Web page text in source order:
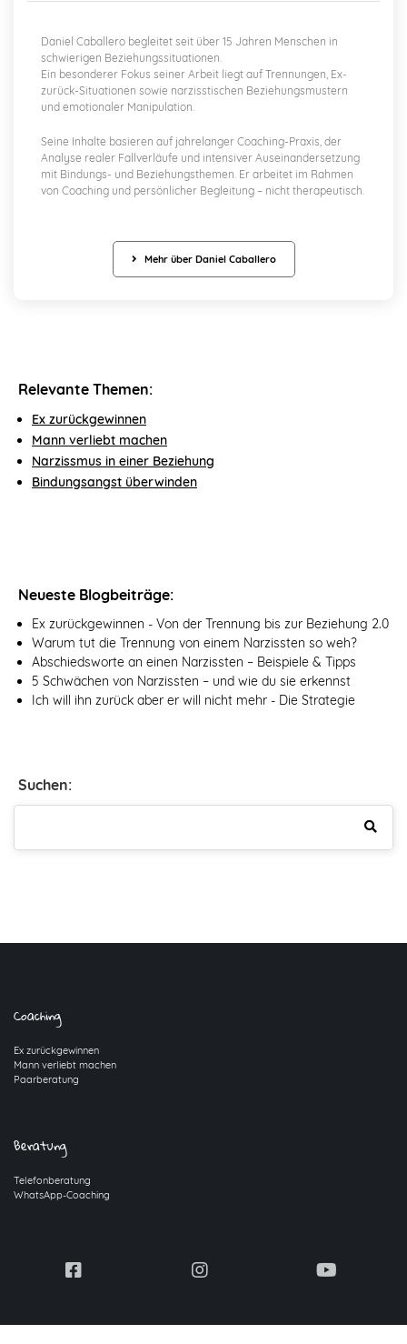
Daniel Caballero begleitet seit über 15 Jahren Menschen in
schwierigen Beziehungssituationen.
Ein besonderer Fokus seiner Arbeit liegt auf Trennungen, Ex-
zurück-Situationen sowie narzisstischen Beziehungsmustern
und emotionaler Manipulation.
Seine Inhalte basieren auf jahrelanger Coaching-Praxis, der
Analyse realer Fallverläufe und intensiver Auseinandersetzung
mit Bindungs- und Beziehungsthemen. Er arbeitet im Rahmen
von Coaching und persönlicher Begleitung – nicht therapeutisch.
Mehr über Daniel Caballero
Relevante Themen:
Ex zurückgewinnen
Mann verliebt machen
Narzissmus in einer Beziehung
Bindungsangst überwinden
Neueste Blogbeiträge:
Ex zurückgewinnen - Von der Trennung bis zur Beziehung 2.0
Warum tut die Trennung von einem Narzissten so weh?
Abschiedsworte an einen Narzissten – Beispiele & Tipps
5 Schwächen von Narzissten – und wie du sie erkennst
Ich will ihn zurück aber er will nicht mehr - Die Strategie
Suchen:
Coaching
Ex zurückgewinnen
Mann verliebt machen
Paarberatung
Beratung
Telefonberatung
WhatsApp-Coaching